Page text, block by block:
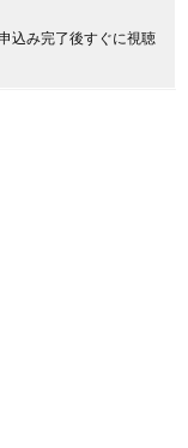
込み完了後すぐに視聴